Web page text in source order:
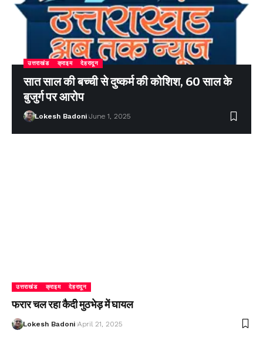
उत्तराखंड क्राइम देहरादून
सात साल की बच्ची से दुष्कर्म की कोशिश, 60 साल के
बुजुर्ग पर आरोप
Lokesh Badoni June 1, 2025
उत्तराखंड क्राइम देहरादून
फरार चल रहा कैदी मुठभेड़ में घायल
Lokesh Badoni April 21, 2025